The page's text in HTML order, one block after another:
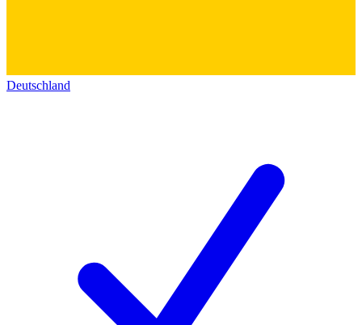
Deutschland